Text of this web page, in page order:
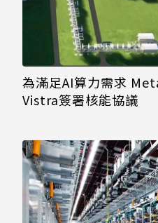
為滿足AI算力需求
Vistra簽署核能協議